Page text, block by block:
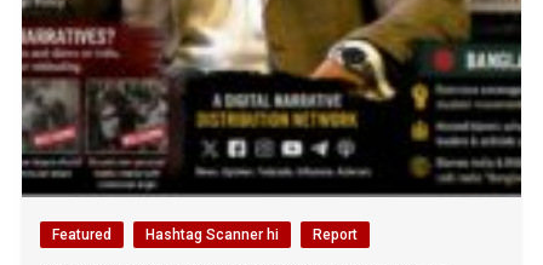
Featured Hashtag Scanner hi Report